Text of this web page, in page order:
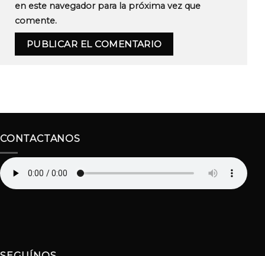
en este navegador para la próxima vez que
comente.
CONTACTANOS